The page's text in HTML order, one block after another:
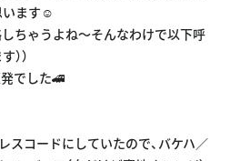
います☺️
しちゃうよね〜そんなわけで以下呼
）
でした🚄
スコードにしていたので、バケハ／